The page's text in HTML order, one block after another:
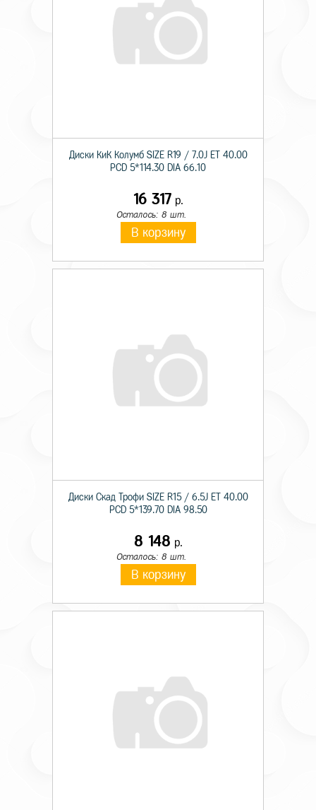
Диски КиК Колумб SIZE R19 / 7.0J ET 40.00
PCD 5*114.30 DIA 66.10
16 317 р.
Осталось: 8 шт.
В корзину
Диски Скад Трофи SIZE R15 / 6.5J ET 40.00
PCD 5*139.70 DIA 98.50
8 148 р.
Осталось: 8 шт.
В корзину